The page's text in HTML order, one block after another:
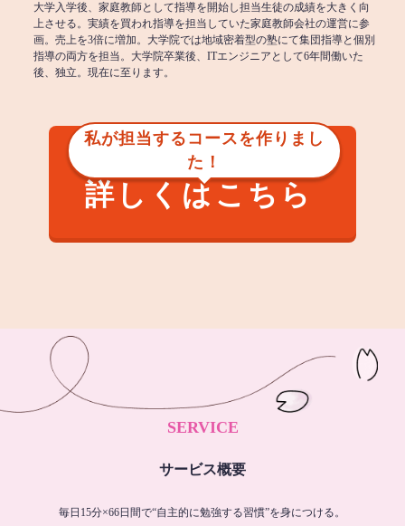
大学入学後、家庭教師として指導を開始し担当生徒の成績を大きく向
上させる。実績を買われ指導を担当していた家庭教師会社の運営に参
画。売上を3倍に増加。大学院では地域密着型の塾にて集団指導と個別
指導の両方を担当。大学院卒業後、ITエンジニアとして6年間働いた
後、独立。現在に至ります。
私が担当するコースを作りまし
た！
詳しくはこちら
SERVICE
サービス概要
毎日15分×66日間で“自主的に勉強する習慣”を身につける。